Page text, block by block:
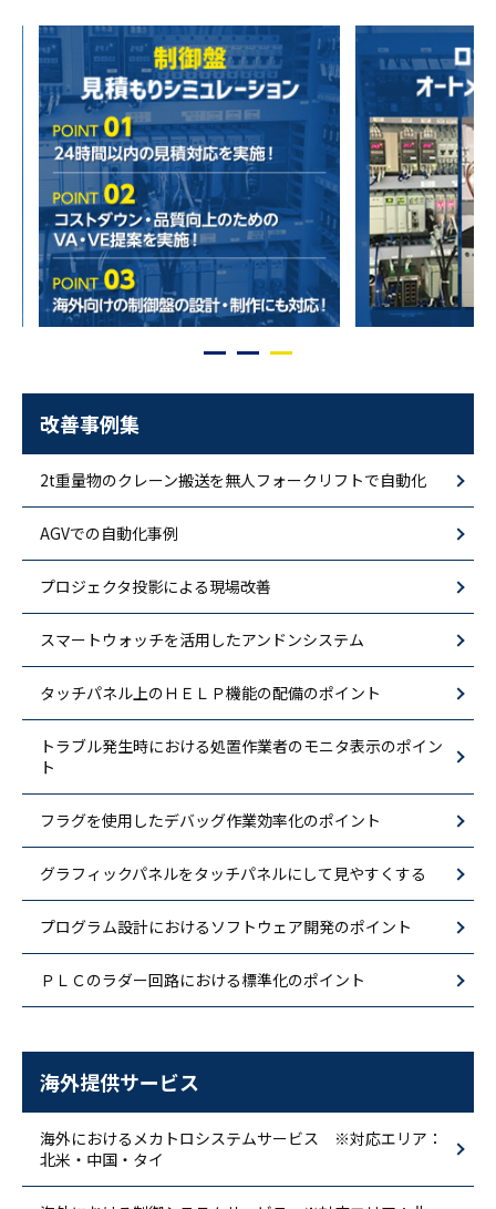
改善事例集
2t重量物のクレーン搬送を無人フォークリフトで自動化
AGVでの自動化事例
プロジェクタ投影による現場改善
スマートウォッチを活用したアンドンシステム
タッチパネル上のＨＥＬＰ機能の配備のポイント
トラブル発生時における処置作業者のモニタ表示のポイン
ト
フラグを使用したデバッグ作業効率化のポイント
グラフィックパネルをタッチパネルにして見やすくする
プログラム設計におけるソフトウェア開発のポイント
ＰＬＣのラダー回路における標準化のポイント
海外提供サービス
海外におけるメカトロシステムサービス ※対応エリア：
北米・中国・タイ